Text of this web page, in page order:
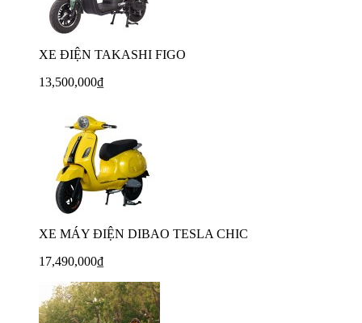
XE ĐIỆN TAKASHI FIGO
13,500,000₫
XE MÁY ĐIỆN DIBAO TESLA CHIC
17,490,000₫